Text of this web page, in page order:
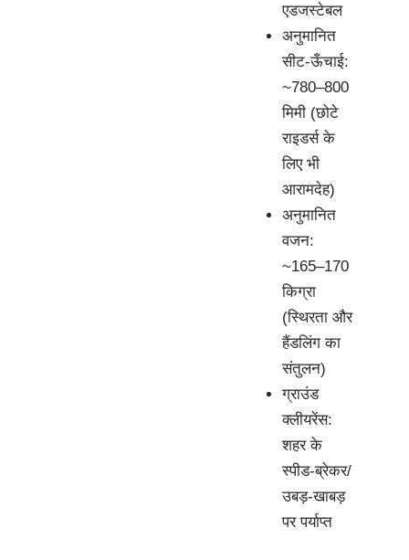
एडजस्टेबल
अनुमानित
सीट-ऊँचाई:
~780–800
मिमी (छोटे
राइडर्स के
लिए भी
आरामदेह)
अनुमानित
वजन:
~165–170
किग्रा
(स्थिरता और
हैंडलिंग का
संतुलन)
ग्राउंड
क्लीयरेंस:
शहर के
स्पीड-ब्रेकर/
उबड़-खाबड़
पर पर्याप्त